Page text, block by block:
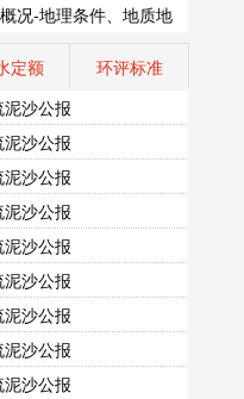
图水系图
况-地理条件、地质地
图水系图
定额
环评标准
沙公报
沙公报
沙公报
沙公报
沙公报
沙公报
沙公报
沙公报
沙公报